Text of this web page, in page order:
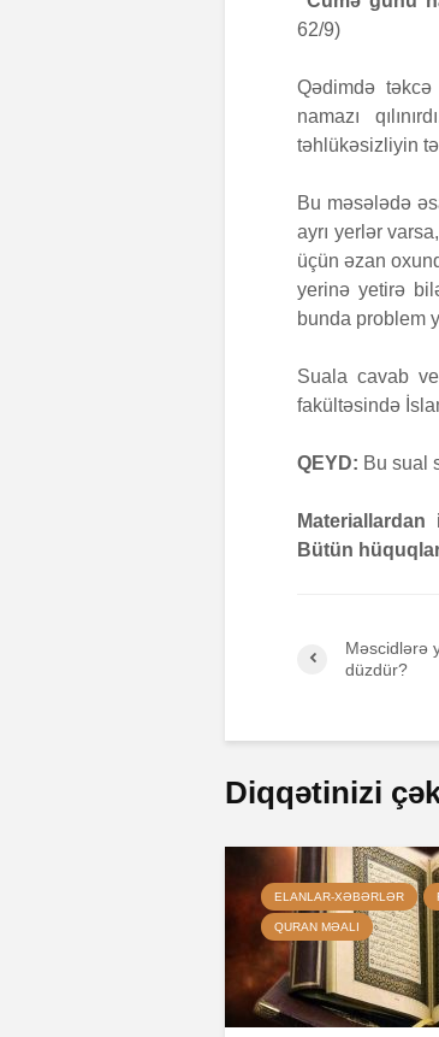
62/9)
Qədimdə
namazı
təhlükəsizliyin
Bu məsələdə
ayrı yerlər
üçün əzan
yerinə yetirə
bunda problem
Suala cavab
fakültəsində
QEYD: Bu sual
Materiallardan
Bütün
Məscidlərə
düzdür?
Diqqətinizi
ELANLAR-XƏBƏRLƏR
QURAN MƏALI